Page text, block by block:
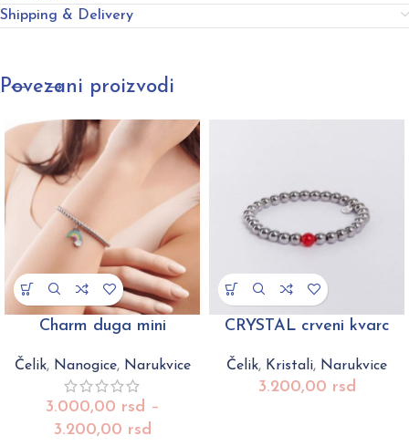
Shipping & Delivery
Povezani proizvodi
Charm duga mini
Čelik, Nanogice, Narukvice
3.000,00 rsd –
3.200,00 rsd
CRYSTAL crveni kvarc
Čelik, Kristali, Narukvice
3.200,00 rsd